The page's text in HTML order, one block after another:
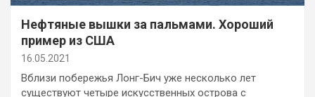
Нефтяные вышки за пальмами. Хороший
пример из США
16.05.2021
Вблизи побережья Лонг-Бич уже несколько лет
существуют четыре искусственных острова с